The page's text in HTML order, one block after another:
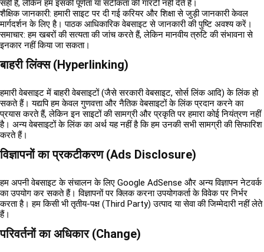
सही है, लेकिन हम इसकी पूर्णता या सटीकता की गारंटी नहीं देते हैं।
शैक्षिक जानकारी: हमारी साइट पर दी गई करियर और शिक्षा से जुड़ी जानकारी केवल
मार्गदर्शन के लिए है। पाठक आधिकारिक वेबसाइट से जानकारी की पुष्टि अवश्य करें।
समाचार: हम खबरों की सत्यता की जांच करते हैं, लेकिन मानवीय त्रुटि की संभावना से
इनकार नहीं किया जा सकता।
बाहरी लिंक्स (Hyperlinking)
हमारी वेबसाइट में बाहरी वेबसाइटों (जैसे सरकारी वेबसाइट, सोर्स लिंक आदि) के लिंक हो
सकते हैं। यद्यपि हम केवल गुणवत्ता और नैतिक वेबसाइटों के लिंक प्रदान करने का
प्रयास करते हैं, लेकिन इन साइटों की सामग्री और प्रकृति पर हमारा कोई नियंत्रण नहीं
है। अन्य वेबसाइटों के लिंक का अर्थ यह नहीं है कि हम उनकी सभी सामग्री की सिफारिश
करते हैं।
विज्ञापनों का प्रकटीकरण (Ads Disclosure)
हम अपनी वेबसाइट के संचालन के लिए Google AdSense और अन्य विज्ञापन नेटवर्क
का उपयोग कर सकते हैं। विज्ञापनों पर क्लिक करना उपयोगकर्ता के विवेक पर निर्भर
करता है। हम किसी भी तृतीय-पक्ष (Third Party) उत्पाद या सेवा की जिम्मेदारी नहीं लेते
हैं।
परिवर्तनों का अधिकार (Change)